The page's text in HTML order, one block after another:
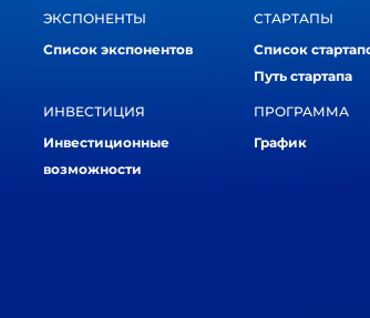
ЭКСПОНЕНТЫ
Список экспонентов
СТАРТАПЫ
Список
Путь стартапа
ИНВЕСТИЦИЯ
Инвестиционные
возможности
ПРОГРАММА
График